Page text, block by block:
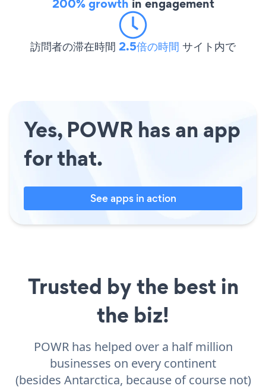
200% growth in engagement
訪問者の滞在時間 2.5倍の時間 サイト内で
Yes, POWR has an app
for that.
See apps in action
Trusted by the best in
the biz!
POWR has helped over a half million
businesses on every continent
(besides Antarctica, because of course not)